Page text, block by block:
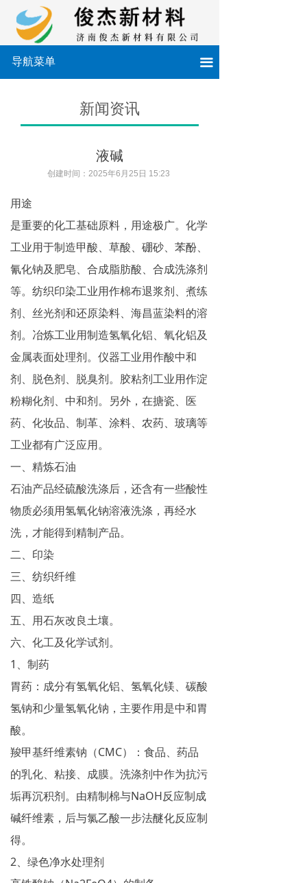
끀
导航菜单
液碱
创建时间： 2025年6月25日 15:23
用途
是重要的化工基础原料，用途极广。化学
工业用于制造甲酸、草酸、硼砂、苯酚、
氰化钠及肥皂、合成脂肪酸、合成洗涤剂
等。纺织印染工业用作棉布退浆剂、煮练
剂、丝光剂和还原染料、海昌蓝染料的溶
剂。冶炼工业用制造氢氧化铝、氧化铝及
金属表面处理剂。仪器工业用作酸中和
剂、脱色剂、脱臭剂。胶粘剂工业用作淀
粉糊化剂、中和剂。另外，在搪瓷、医
药、化妆品、制革、涂料、农药、玻璃等
工业都有广泛应用。
一、精炼石油
石油产品经硫酸洗涤后，还含有一些酸性
物质必须用氢氧化钠溶液洗涤，再经水
洗，才能得到精制产品。
二、印染
三、纺织纤维
四、造纸
五、用石灰改良土壤。
六、化工及化学试剂。
1、制药
胃药：成分有氢氧化铝、氢氧化镁、碳酸
氢钠和少量氢氧化钠，主要作用是中和胃
酸。
羧甲基纤维素钠（CMC）：食品、药品
的乳化、粘接、成膜。洗涤剂中作为抗污
垢再沉积剂。由精制棉与NaOH反应制成
碱纤维素，后与氯乙酸一步法醚化反应制
得。
2、绿色净水处理剂
新闻资讯